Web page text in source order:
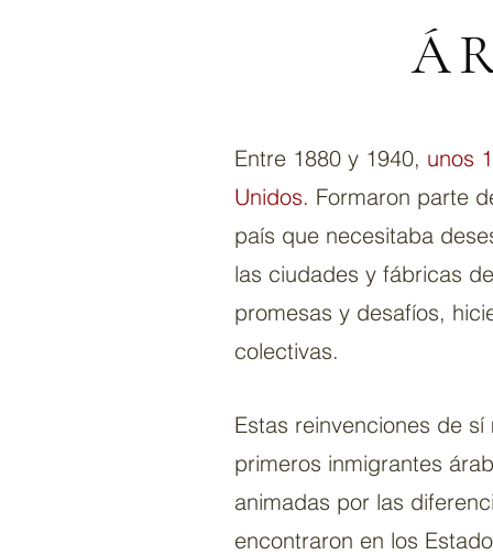
Entre 1880 y 1940, unos
Unidos. Formaron parte
país que necesitaba
las ciudades y fábricas
promesas y desafíos,
colectivas.
Estas reinvenciones de
primeros inmigrantes
animadas por las
encontraron en los